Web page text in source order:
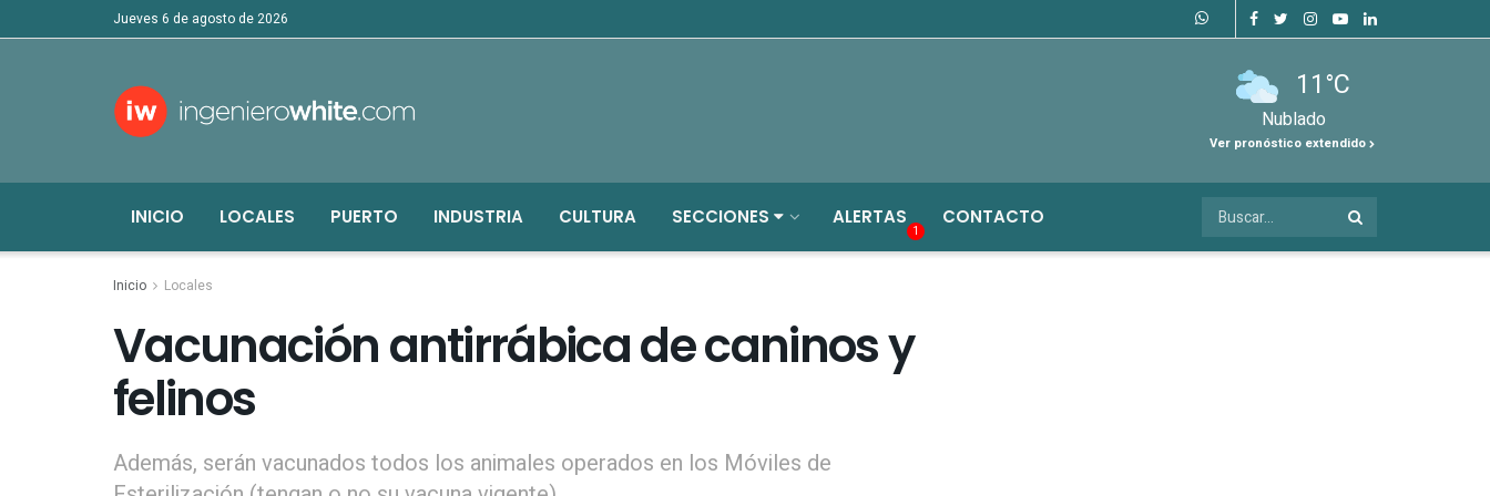
jueves 6 de agosto de 2026
11°C
Nublado
Ver pronóstico extendido
INICIO LOCALES PUERTO INDUSTRIA CULTURA SECCIONES ALERTAS
1
CONTACTO
Inicio Locales
Vacunación antirrábica de caninos y
felinos
Además, serán vacunados todos los animales operados en los Móviles de